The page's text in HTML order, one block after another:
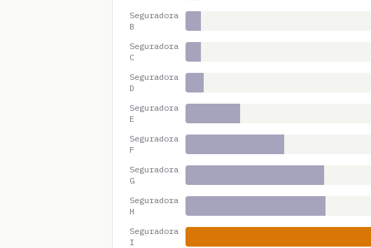
Seguradora
B
Seguradora
C
Seguradora
D
Seguradora
E
Seguradora
F
Seguradora
G
Seguradora
H
Seguradora
I